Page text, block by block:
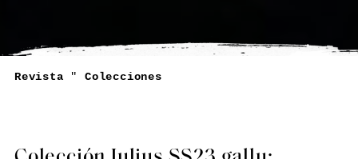
Revista " Colecciones